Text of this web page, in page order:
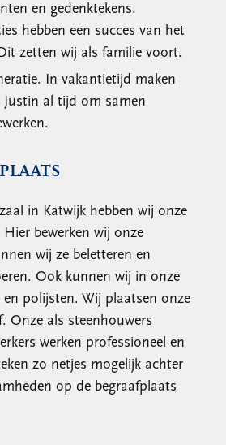
en gedenktekens.
hebben een succes van het
zetten wij als familie voort.
In vakantietijd maken
al tijd om samen
in Katwijk hebben wij onze
bewerken wij onze
wij ze beletteren en
Ook kunnen wij in onze
en polijsten. Wij plaatsen onze
Onze als steenhouwers
werken professioneel en
zo netjes mogelijk achter
op de begraafplaats